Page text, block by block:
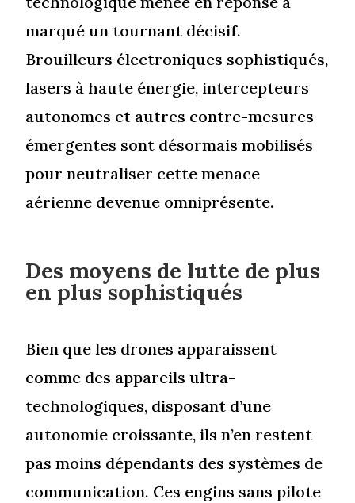
marqué un tournant décisif.
Brouilleurs électroniques sophistiqués,
lasers à haute énergie, intercepteurs
autonomes et autres contre-mesures
émergentes sont désormais mobilisés
pour neutraliser cette menace
aérienne devenue omniprésente.
Des moyens de lutte de plus
en plus sophistiqués
Bien que les drones apparaissent
comme des appareils ultra-
technologiques, disposant d’une
autonomie croissante, ils n’en restent
pas moins dépendants des systèmes de
communication. Ces engins sans pilote